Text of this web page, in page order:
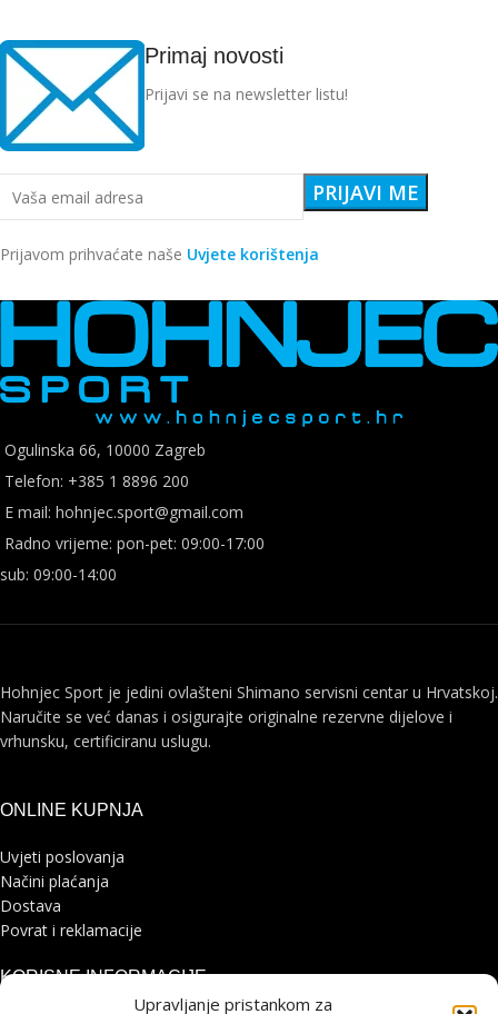
Upravljanje pristankom za
Primaj novosti
Prijavi se na newsletter listu!
Prijavom prihvaćate naše Uvjete korištenja
Ogulinska 66, 10000 Zagreb
Telefon: +385 1 8896 200
E mail: hohnjec.sport@gmail.com
Radno vrijeme: pon-pet: 09:00-17:00
sub: 09:00-14:00
Hohnjec Sport je jedini ovlašteni Shimano servisni centar u Hrvatskoj.
Naručite se već danas i osigurajte originalne rezervne dijelove i
vrhunsku, certificiranu uslugu.
ONLINE KUPNJA
Uvjeti poslovanja
Načini plaćanja
Dostava
Povrat i reklamacije
KORISNE INFORMACIJE